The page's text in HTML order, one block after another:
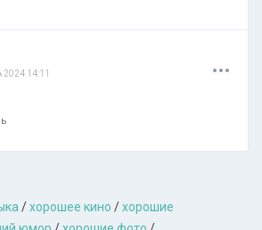
2024 14:11 ...
/хорошее кино /хорошие